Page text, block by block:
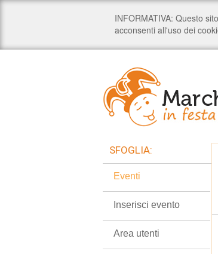
SFOGLIA:
Eventi
Inserisci evento
Area utenti